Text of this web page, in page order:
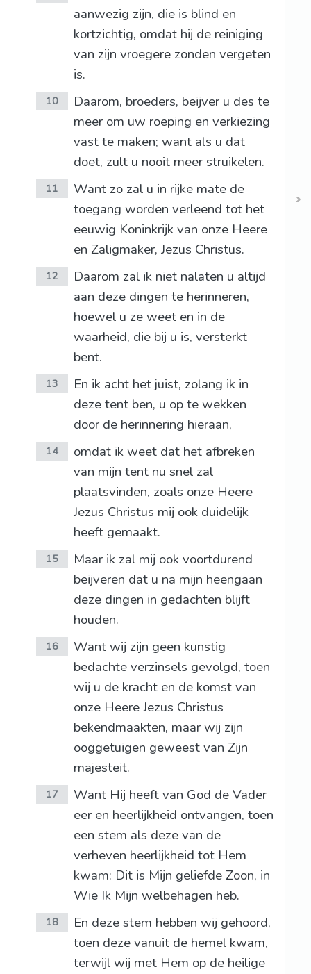
aanwezig zijn, die is blind en
kortzichtig, omdat hij de reiniging
van zijn vroegere zonden vergeten
is.
10
Daarom, broeders, beijver u des te
meer om uw roeping en verkiezing
vast te maken; want als u dat
doet, zult u nooit meer struikelen.
11
Want zo zal u in rijke mate de
toegang worden verleend tot het
eeuwig Koninkrijk van onze Heere
en Zaligmaker, Jezus Christus.
12
Daarom zal ik niet nalaten u altijd
aan deze dingen te herinneren,
hoewel u ze weet en in de
waarheid, die bij u is, versterkt
bent.
13
En ik acht het juist, zolang ik in
deze tent ben, u op te wekken
door de herinnering hieraan,
14
omdat ik weet dat het afbreken
van mijn tent nu snel zal
plaatsvinden, zoals onze Heere
Jezus Christus mij ook duidelijk
heeft gemaakt.
15
Maar ik zal mij ook voortdurend
beijveren dat u na mijn heengaan
deze dingen in gedachten blijft
houden.
16
Want wij zijn geen kunstig
bedachte verzinsels gevolgd, toen
wij u de kracht en de komst van
onze Heere Jezus Christus
bekendmaakten, maar wij zijn
ooggetuigen geweest van Zijn
majesteit.
17
Want Hij heeft van God de Vader
eer en heerlijkheid ontvangen, toen
een stem als deze van de
verheven heerlijkheid tot Hem
kwam: Dit is Mijn geliefde Zoon, in
Wie Ik Mijn welbehagen heb.
18
En deze stem hebben wij gehoord,
toen deze vanuit de hemel kwam,
terwijl wij met Hem op de heilige